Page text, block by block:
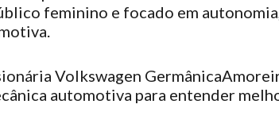
feminino e focado em
Volkswagen Germânica
automotiva para entender